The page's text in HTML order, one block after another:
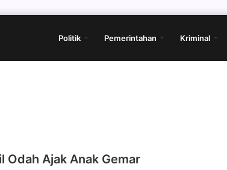
Politik Pemerintahan Kriminal
Odah Ajak Anak Gemar